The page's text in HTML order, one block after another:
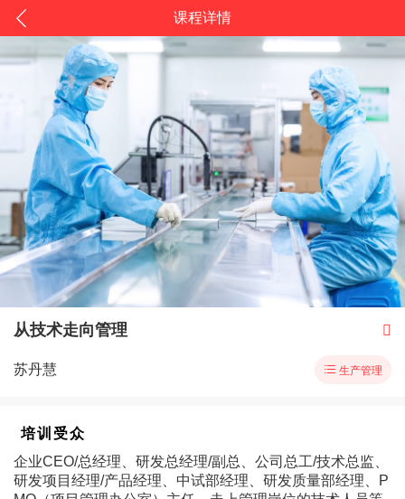
课程详情
从技术走向管理 
苏丹慧  生产管理
培训受众
企业CEO/总经理、研发总经理/副总、公司总工/技术总监、
研发项目经理/产品经理、中试部经理、研发质量部经理、P